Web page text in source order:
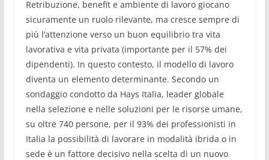
Retribuzione, benefit e ambiente di lavoro giocano
sicuramente un ruolo rilevante, ma cresce sempre di
più l’attenzione verso un buon equilibrio tra vita
lavorativa e vita privata (importante per il 57% dei
dipendenti). In questo contesto, il modello di lavoro
diventa un elemento determinante. Secondo un
sondaggio condotto da Hays Italia, leader globale
nella selezione e nelle soluzioni per le risorse umane,
su oltre 740 persone, per il 93% dei professionisti in
Italia la possibilità di lavorare in modalità ibrida o in
sede è un fattore decisivo nella scelta di un nuovo